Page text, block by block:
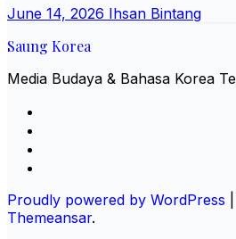
June 14, 2026 Ihsan Bintang
Saung Korea
Media Budaya & Bahasa Korea
Proudly powered by WordPress
Themeansar.